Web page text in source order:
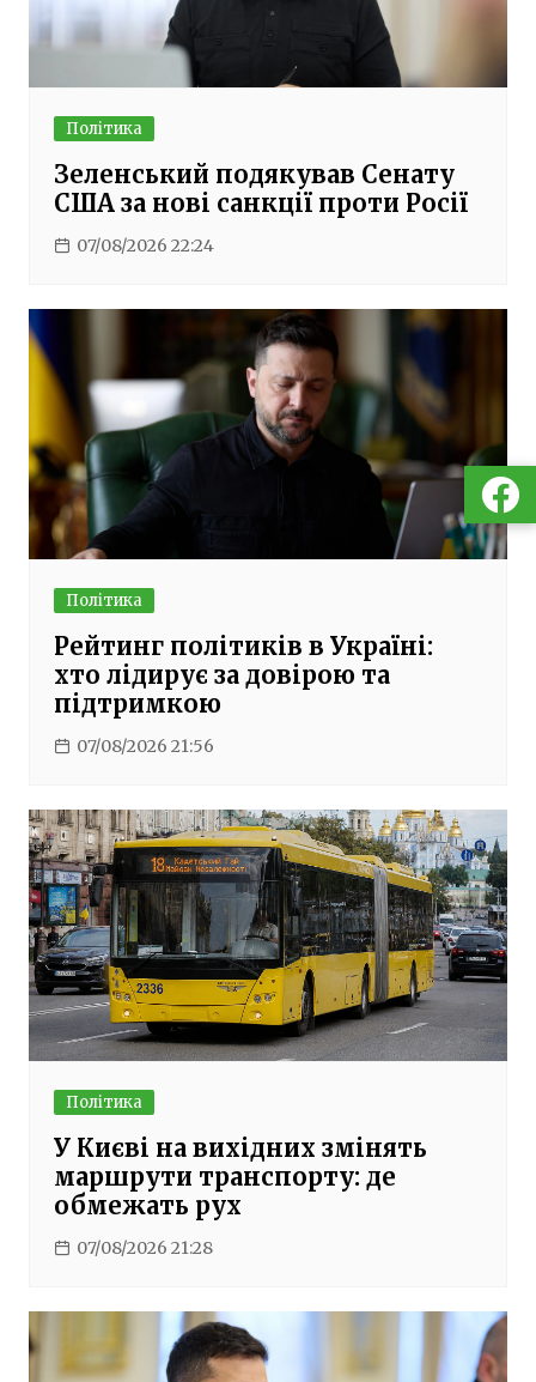
Політика
Зеленський подякував Сенату
США за нові санкції проти Росії
07/08/2026 22:24
Політика
Рейтинг політиків в Україні:
хто лідирує за довірою та
підтримкою
07/08/2026 21:56
Політика
У Києві на вихідних змінять
маршрути транспорту: де
обмежать рух
07/08/2026 21:28